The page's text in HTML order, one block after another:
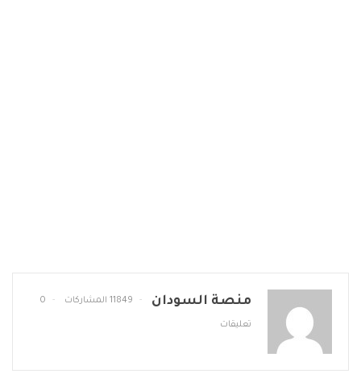
منصة السودان 11849 المشاركات 0
تعليقات